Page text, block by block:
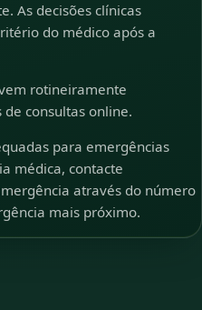
As decisões clínicas
do médico após a
rotineiramente
consultas online.
para emergências
médica, contacte
através do número
mais próximo.